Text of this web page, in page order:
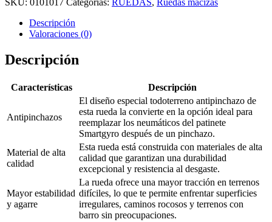
Descripción
Valoraciones (0)
Descripción
Características Descripción
Antipinchazos
El diseño especial todoterreno antipinchazo de
esta rueda la convierte en la opción ideal para
reemplazar los neumáticos del patinete
Smartgyro después de un pinchazo.
Material de alta
calidad
Esta rueda está construida con materiales de alta
calidad que garantizan una durabilidad
excepcional y resistencia al desgaste.
Mayor estabilidad
y agarre
La rueda ofrece una mayor tracción en terrenos
difíciles, lo que te permite enfrentar superficies
irregulares, caminos rocosos y terrenos con
barro sin preocupaciones.